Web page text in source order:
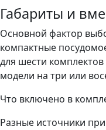
Габариты и
Основной фактор
компактные
для шести
модели на три или
Что включено в
Разные источники